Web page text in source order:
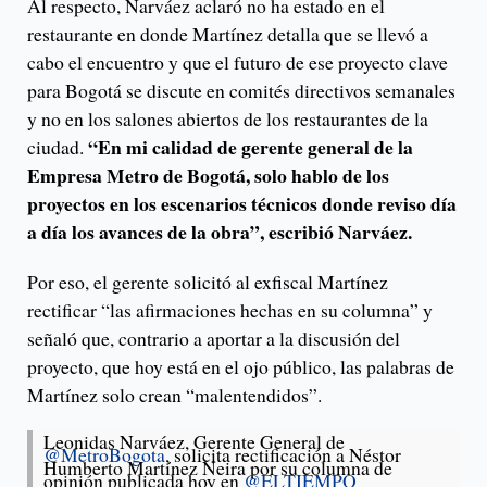
restaurante en donde Martínez detalla que se llevó a
cabo el encuentro y que el futuro de ese proyecto clave
para Bogotá se discute en comités directivos semanales
y no en los salones abiertos de los restaurantes de la
ciudad. “En mi calidad de gerente general de la
Empresa Metro de Bogotá, solo hablo de los
proyectos en los escenarios técnicos donde reviso día
a día los avances de la obra”, escribió Narváez.
Por eso, el gerente solicitó al exfiscal Martínez
rectificar “las afirmaciones hechas en su columna” y
señaló que, contrario a aportar a la discusión del
proyecto, que hoy está en el ojo público, las palabras de
Martínez solo crean “malentendidos”.
Leonidas Narváez, Gerente General de
@MetroBogota, solicita rectificación a Néstor
Humberto Martínez Neira por su columna de
opinión publicada hoy en@ELTIEMPO